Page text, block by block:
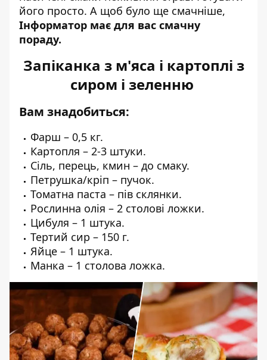
його просто. А щоб було ще смачніше,
Інформатор має для вас смачну
пораду.
Запіканка з м'яса і картоплі з
сиром і зеленню
Вам знадобиться:
Фарш – 0,5 кг.
Картопля – 2-3 штуки.
Сіль, перець, кмин – до смаку.
Петрушка/кріп – пучок.
Томатна паста – пів склянки.
Рослинна олія – 2 столові ложки.
Цибуля – 1 штука.
Тертий сир – 150 г.
Яйце – 1 штука.
Манка – 1 столова ложка.